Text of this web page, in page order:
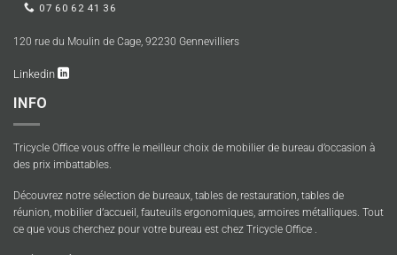
07 60 62 41 36
120 rue du Moulin de Cage, 92230 Gennevilliers
Linkedin
INFO
Tricycle Office vous offre le meilleur choix de mobilier de bureau d’occasion à
des prix imbattables.
Découvrez notre sélection de bureaux, tables de restauration, tables de
réunion, mobilier d’accueil, fauteuils ergonomiques, armoires métalliques. Tout
ce que vous cherchez pour votre bureau est chez Tricycle Office .